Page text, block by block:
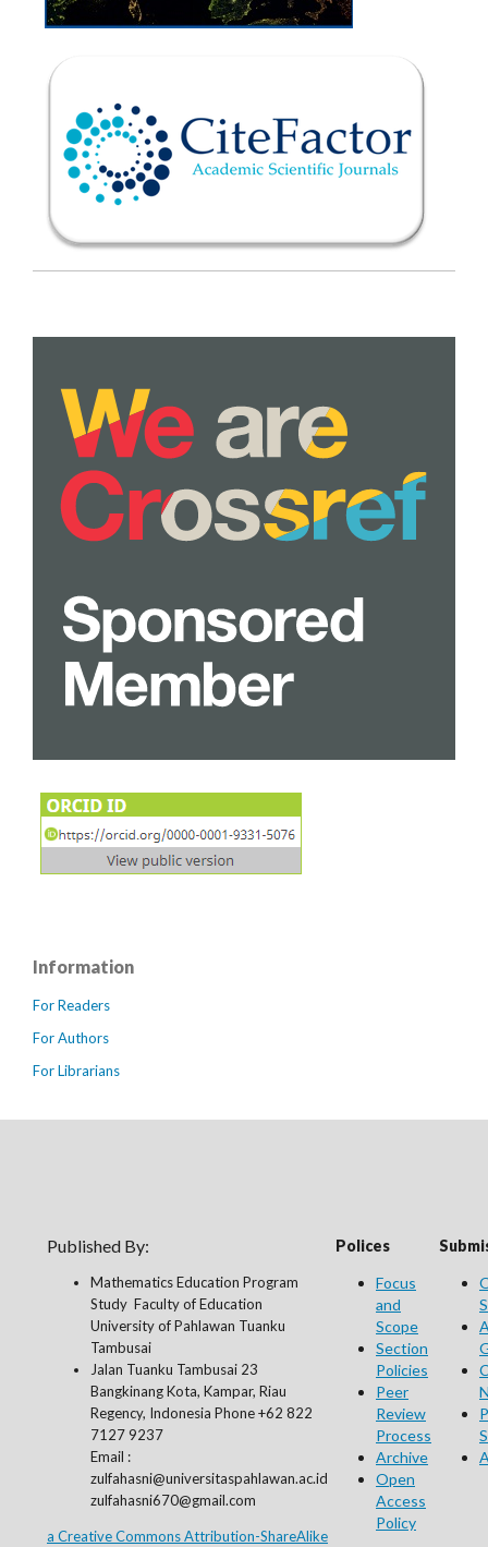
Information
For Readers
For Authors
For Librarians
Published By:
Mathematics Education Program
Study Faculty of Education
University of Pahlawan Tuanku
Tambusai
Jalan Tuanku Tambusai 23
Bangkinang Kota, Kampar, Riau
Regency, Indonesia Phone +62 822
7127 9237
Email :
zulfahasni@universitaspahlawan.ac.id
zulfahasni670@gmail.com
a Creative Commons Attribution-ShareAlike
Polices
Focus
and
Scope
Section
Policies
Peer
Review
Process
Archive
Open
Access
Policy